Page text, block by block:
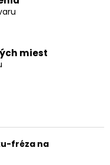
miest
fréza na